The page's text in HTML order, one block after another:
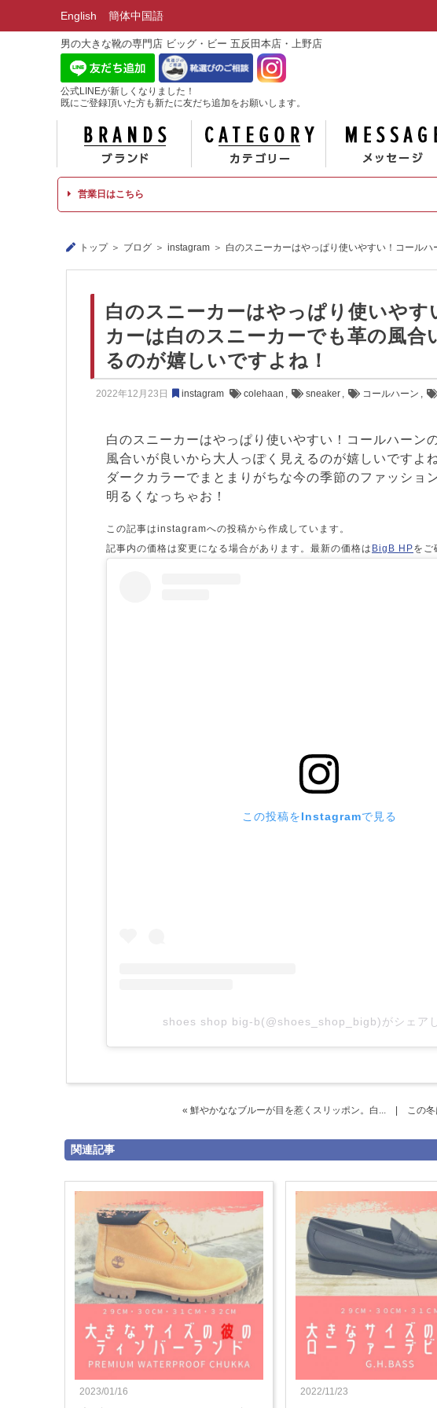
English 簡体中国語
男の大きな靴の専門店 ビッグ・ビー 五反田本店・上野店
公式LINEが新しくなりました！
既にご登録頂いた方も新たに友だち追加をお願いします。
ブランド カテゴリー
営業日はこちら
トップ ブログ instagram 白のスニーカーはやっぱり使いやすい！コール
白のスニーカーはやっぱり使いや
カーは白のスニーカーでも革の風合
るのが嬉しいですよね！
2022年12月23日 instagram colehaan sneaker コールハーン
白のスニーカーはやっぱり使いやすい！コールハーン
風合いが良いから大人っぽく見えるのが嬉しいですよね
ダークカラーでまとまりがちな今の季節のファッショ
明るくなっちゃお！
この記事はinstagramへの投稿から作成しています。
記事内の価格は変更になる場合があります。最新の価格は BigB HPをご
この投稿をInstagramで見る
shoes shop big-b(@shoes_shop_bigb)がシェア
« 鮮やかななブルーが目を惹くスリッポン。白...| この
関連記事
2023/01/16 2022/11/23